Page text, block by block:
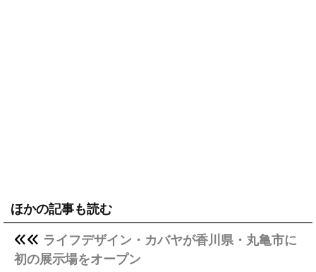
ほかの記事も読む
ライフデザイン・カバヤが香川県・丸亀市に
初の展示場をオープン